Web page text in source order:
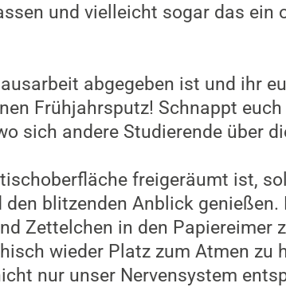
und vielleicht sogar das ein
abgegeben ist und ihr
Frühjahrsputz! Schnappt
sich andere Studierende über
freigeräumt ist,
den blitzenden Anblick
Zettelchen in den Papiereimer
wieder Platz zum Atmen zu
nur unser Nervensystem